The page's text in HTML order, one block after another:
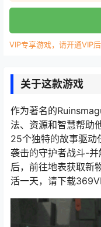
VIP专享游戏，请开通VIP
关于这款游戏
作为著名的
法、资源和智慧帮助
25个独特的故事驱动
袭击的守护者战斗-
后，前往地表获取新
活一天，请下载